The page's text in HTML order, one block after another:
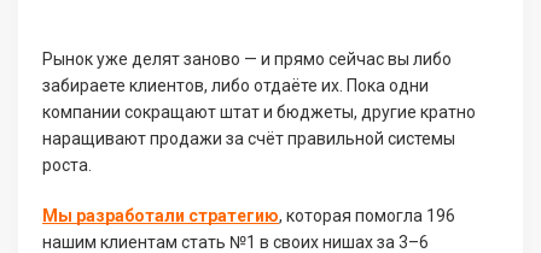
Рынок уже делят заново — и прямо сейчас вы либо
забираете клиентов, либо отдаёте их. Пока одни
компании сокращают штат и бюджеты, другие кратно
наращивают продажи за счёт правильной системы
роста.
Мы разработали стратегию, которая помогла 196
нашим клиентам стать №1 в своих нишах за 3–6